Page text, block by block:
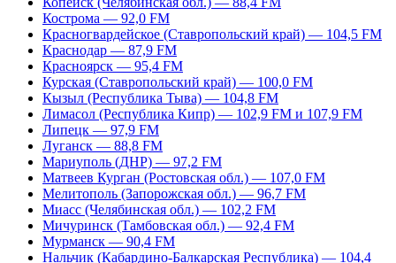
Кострома — 92,0 FM
Красногвардейское (Ставропольский край) — 104,5 FM
Краснодар — 87,9 FM
Красноярск — 95,4 FM
Курская (Ставропольский край) — 100,0 FM
Кызыл (Республика Тыва) — 104,8 FM
Лимасол (Республика Кипр) — 102,9 FM и 107,9 FM
Липецк — 97,9 FM
Луганск — 88,8 FM
Мариуполь (ДНР) — 97,2 FM
Матвеев Курган (Ростовская обл.) — 107,0 FM
Мелитополь (Запорожская обл.) — 96,7 FM
Миасс (Челябинская обл.) — 102,2 FM
Мичуринск (Тамбовская обл.) — 92,4 FM
Мурманск — 90,4 FM
Нальчик (Кабардино-Балкарская Республика) — 104,4